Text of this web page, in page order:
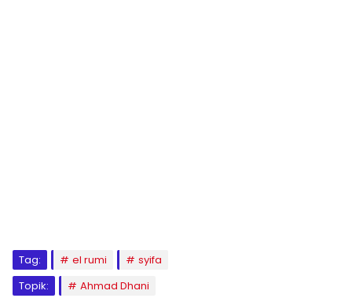
Tag: el rumi
syifa
Topik:
Ahmad Dhani